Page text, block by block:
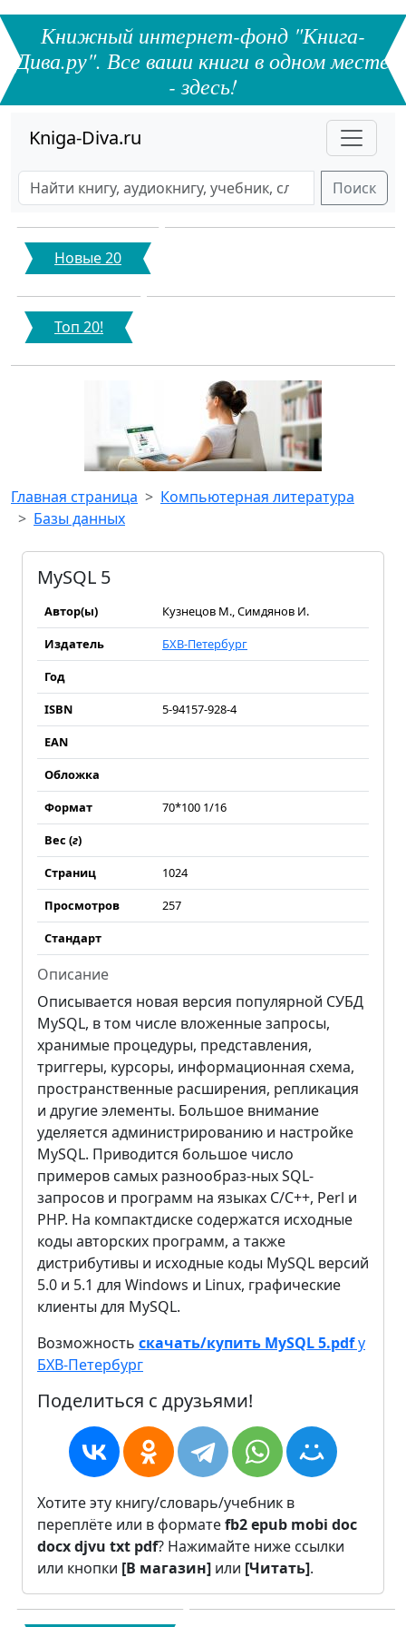
Книжный интернет-фонд "Книга-
Дива.ру". Все ваши книги в одном месте
- здесь!
Kniga-Diva.ru
Поиск
Новые 20
Топ 20!
Главная страница
Компьютерная литература
Базы данных
MySQL 5
Автор(ы)
Кузнецов М., Симдянов И.
Издатель
БХВ-Петербург
Год
ISBN
5-94157-928-4
EAN
Обложка
Формат
70*100 1/16
Вес (г)
Страниц
1024
Просмотров
257
Стандарт
Описание
Описывается новая версия популярной СУБД
MySQL, в том числе вложенные запросы,
хранимые процедуры, представления,
триггеры, курсоры, информационная схема,
пространственные расширения, репликация
и другие элементы. Большое внимание
уделяется администрированию и настройке
MySQL. Приводится большое число
примеров самых разнообраз-ных SQL-
запросов и программ на языках C/C++, Perl и
PHP. На компактдиске содержатся исходные
коды авторских программ, а также
дистрибутивы и исходные коды MySQL версий
5.0 и 5.1 для Windows и Linux, графические
клиенты для MySQL.
Возможность скачать/купить MySQL 5.pdfу
БХВ-Петербург
Поделиться с друзьями!
Хотите эту книгу/словарь/учебник в
переплёте или в форматеfb2epub mobi doc
docxdjvu txt pdf? Нажимайте ниже ссылки
или кнопки [В магазин] или [Читать].